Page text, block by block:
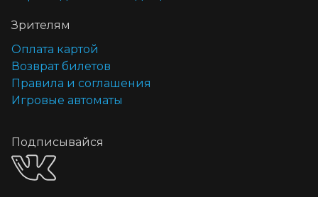
Зрителям
Оплата картой
Возврат билетов
Правила и соглашения
Игровые автоматы
Подписывайся